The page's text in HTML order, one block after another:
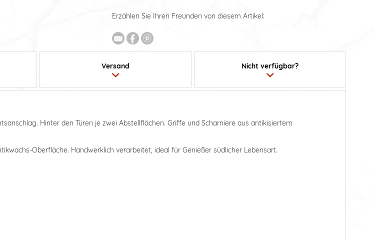
Erzählen Sie Ihren Freunden von diesem Artikel:
Versand Nicht verfügbar?
Hinter den Türen je zwei Abstellflächen. Griffe und Scharniere aus antikisiertem
Oberfläche. Handwerklich verarbeitet, ideal für Genießer südlicher Lebensart.